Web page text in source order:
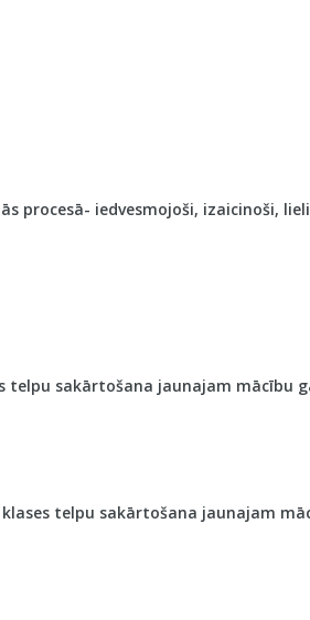
procesā- iedvesmojoši, izaicinoši,
sakārtošana jaunajam mācību
telpu sakārtošana jaunajam